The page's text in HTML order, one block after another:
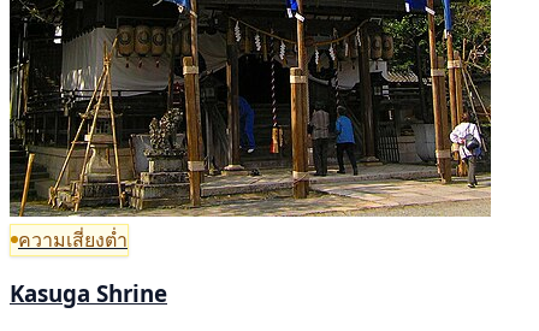
ความเสี่ยงต่ำ
Kasuga Shrine